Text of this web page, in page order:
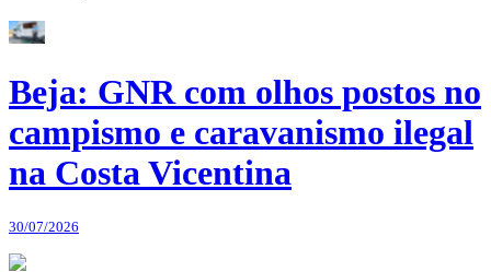
Beja: GNR com olhos postos no
campismo e caravanismo ilegal
na Costa Vicentina
30/07/2026